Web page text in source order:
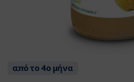
από το 4ο μήνα